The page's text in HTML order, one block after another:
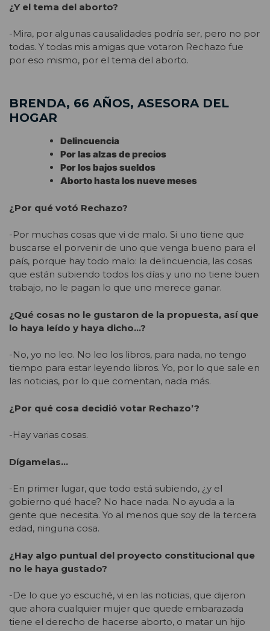
¿Y el tema del aborto?
-Mira, por algunas causalidades podría ser, pero no por
todas. Y todas mis amigas que votaron Rechazo fue
por eso mismo, por el tema del aborto.
BRENDA, 66 AÑOS, ASESORA DEL
HOGAR
Delincuencia
Por las alzas de precios
Por los bajos sueldos
Aborto hasta los nueve meses
¿Por qué votó Rechazo?
-Por muchas cosas que vi de malo. Si uno tiene que
buscarse el porvenir de uno que venga bueno para el
país, porque hay todo malo: la delincuencia, las cosas
que están subiendo todos los días y uno no tiene buen
trabajo, no le pagan lo que uno merece ganar.
¿Qué cosas no le gustaron de la propuesta, así que
lo haya leído y haya dicho…?
-No, yo no leo. No leo los libros, para nada, no tengo
tiempo para estar leyendo libros. Yo, por lo que sale en
las noticias, por lo que comentan, nada más.
¿Por qué cosa decidió votar Rechazo’?
-Hay varias cosas.
Dígamelas…
-En primer lugar, que todo está subiendo, ¿y el
gobierno qué hace? No hace nada. No ayuda a la
gente que necesita. Yo al menos que soy de la tercera
edad, ninguna cosa.
¿Hay algo puntual del proyecto constitucional que
no le haya gustado?
-De lo que yo escuché, vi en las noticias, que dijeron
que ahora cualquier mujer que quede embarazada
tiene el derecho de hacerse aborto, o matar un hijo